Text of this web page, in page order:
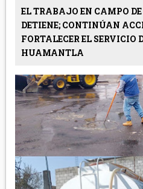
EL TRABAJO EN CAMPO
DETIENE; CONTINÚAN
FORTALECER EL SERVICIO
HUAMANTLA